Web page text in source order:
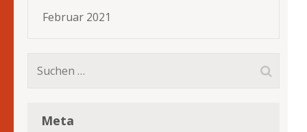
Februar 2021
Suchen
Meta